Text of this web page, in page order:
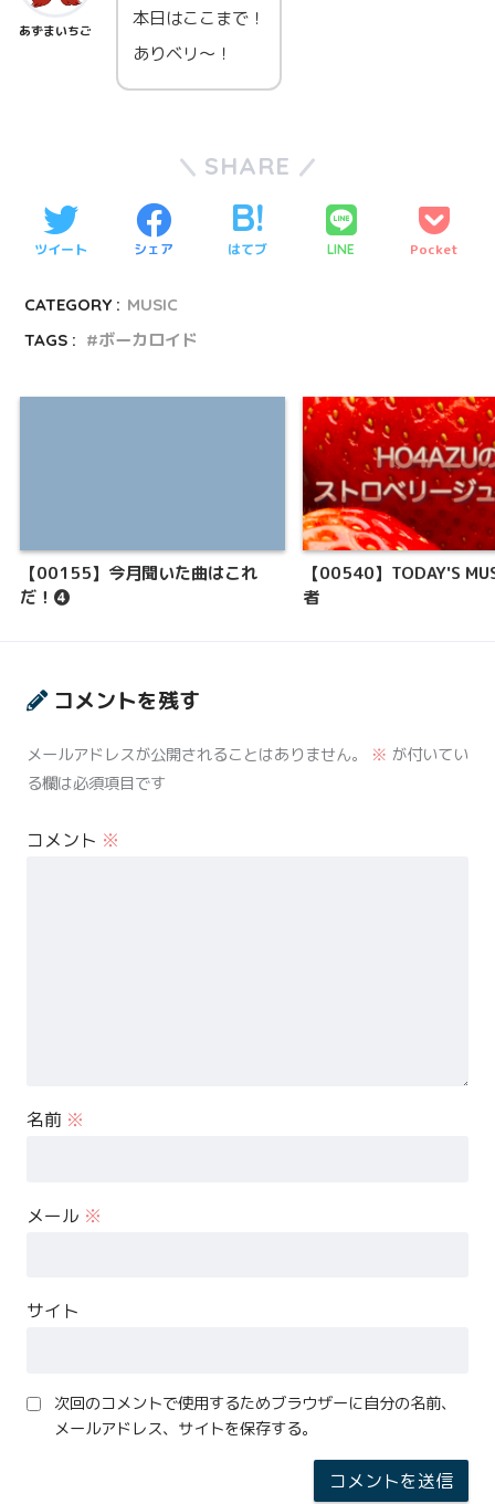
あずまいちご
本日はここまで！
ありベリ～！
SHARE
ツイート シェア はてブ LINE Pocket
CATEGORY : MUSIC
TAGS :
ボーカロイド
【00155】今月聞いた曲はこれ
だ！❹
【00540】TODAY'S
者
コメントを残す
メールアドレスが公開されることはありません。 ※ が付いてい
る欄は必須項目です
コメント ※
名前 ※
メール ※
サイト
次回のコメントで使用するためブラウザーに自分の名前、
メールアドレス、サイトを保存する。